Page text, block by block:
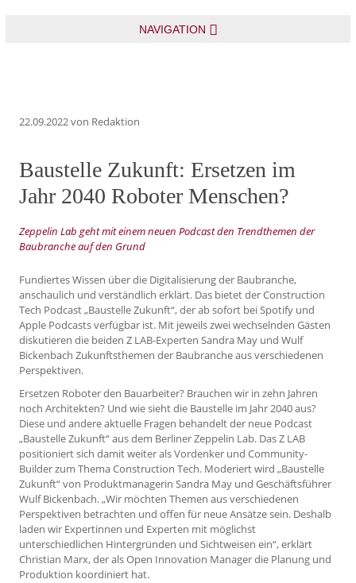
NAVIGATION
22.09.2022von Redaktion
Baustelle Zukunft: Ersetzen im
Jahr 2040 Roboter Menschen?
Zeppelin Lab geht mit einem neuen Podcast den Trendthemen der
Baubranche auf den Grund
Fundiertes Wissen über die Digitalisierung der Baubranche,
anschaulich und verständlich erklärt. Das bietet der Construction
Tech Podcast „Baustelle Zukunft“, der ab sofort bei Spotify und
Apple Podcasts verfügbar ist. Mit jeweils zwei wechselnden Gästen
diskutieren die beiden Z LAB-Experten Sandra May und Wulf
Bickenbach Zukunftsthemen der Baubranche aus verschiedenen
Perspektiven.
Ersetzen Roboter den Bauarbeiter? Brauchen wir in zehn Jahren
noch Architekten? Und wie sieht die Baustelle im Jahr 2040 aus?
Diese und andere aktuelle Fragen behandelt der neue Podcast
„Baustelle Zukunft“ aus dem Berliner Zeppelin Lab. Das Z LAB
positioniert sich damit weiter als Vordenker und Community-
Builder zum Thema Construction Tech. Moderiert wird „Baustelle
Zukunft“ von Produktmanagerin Sandra May und Geschäftsführer
Wulf Bickenbach. „Wir möchten Themen aus verschiedenen
Perspektiven betrachten und offen für neue Ansätze sein. Deshalb
laden wir Expertinnen und Experten mit möglichst
unterschiedlichen Hintergründen und Sichtweisen ein“, erklärt
Christian Marx, der als Open Innovation Manager die Planung und
Produktion koordiniert hat.